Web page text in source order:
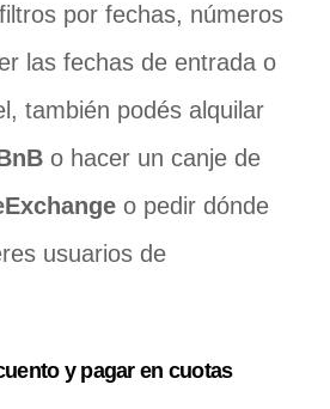
por fechas, números
las fechas de entrada o
también podés alquilar
o hacer un canje de
o pedir dónde
usuarios de
y pagar en cuotas